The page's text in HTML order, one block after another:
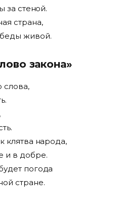
за стеной.
страна,
живой.
закона»
слова,
клятва народа,
и в добре.
погода
стране.